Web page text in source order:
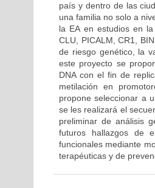
país y dentro de las
una familia no solo a
la EA en estudios en
CLU, PICALM, CR1,
de riesgo genético, la
este proyecto se
DNA con el fin de
metilación en
propone seleccionar a
se les realizará el
preliminar de análisis
futuros hallazgos de
funcionales mediante
terapéuticas y de